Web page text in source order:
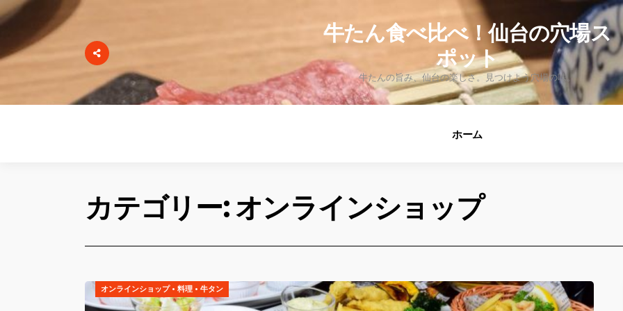
牛たん食べ比べ！仙台の穴場ス
ポット
牛たんの旨み、仙台の楽しさ。見つけよう穴場の味。
ホーム
カテゴリー: オンラインショップ
オンラインショップ• 料理 • 牛タン